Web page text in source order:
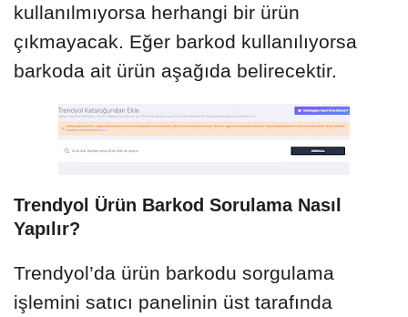
kullanılmıyorsa herhangi bir ürün
çıkmayacak. Eğer barkod kullanılıyorsa
barkoda ait ürün aşağıda belirecektir.
Trendyol Ürün Barkod Sorulama Nasıl
Yapılır?
Trendyol’da ürün barkodu sorgulama
işlemini satıcı panelinin üst tarafında